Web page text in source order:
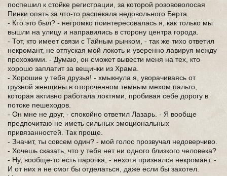
поспешил к стойке регистрации, за которой розововолосая
Пинки опять за что-то распекала недовольного Берта.
- Кто это был? - негромко поинтересовалась я, как только мы
вышли на улицу и направились в сторону центра города.
- Тот, кто имеет связи с Тайным рынком, - так же тихо ответил
некромант, не отпуская мой локоть и уверенно лавируя между
прохожими. - Думаю, он сможет вывести меня на тех, кто
хорошо заплатит за вещички из Храма.
- Хорошие у тебя друзья! - хмыкнула я, уворачиваясь от
грузной женщины в отороченном темным мехом пальто,
которая активно работала локтями, пробивая себе дорогу в
потоке пешеходов.
- Он мне не друг, - спокойно ответил Лазарь. - Я вообще
предпочитаю не иметь сильных эмоциональных
привязанностей. Так проще.
- Значит, ты совсем один? - мой голос прозвучал недоверчиво.
- Хочешь сказать, что у тебя нет ни одного близкого человека?
- Ну, вообще-то есть парочка, - нехотя признался некромант. -
И от них я не смог бы отделаться, даже если бы захотел.